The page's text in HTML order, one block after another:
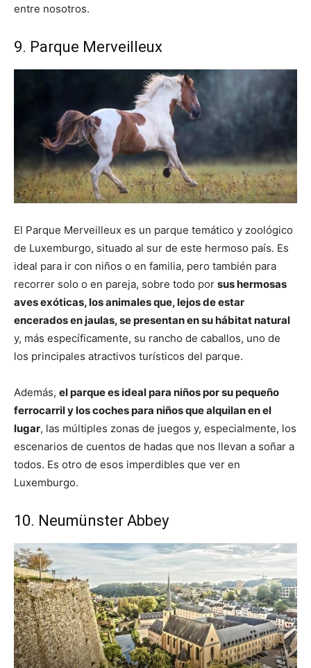
entre nosotros.
9. Parque Merveilleux
El Parque Merveilleux es un parque temático y zoológico
de Luxemburgo, situado al sur de este hermoso país. Es
ideal para ir con niños o en familia, pero también para
recorrer solo o en pareja, sobre todo por sus hermosas
aves exóticas, los animales que, lejos de estar
encerados en jaulas, se presentan en su hábitat natural
y, más específicamente, su rancho de caballos, uno de
los principales atractivos turísticos del parque.
Además, el parque es ideal para niños por su pequeño
ferrocarril y los coches para niños que alquilan en el
lugar, las múltiples zonas de juegos y, especialmente, los
escenarios de cuentos de hadas que nos llevan a soñar a
todos. Es otro de esos imperdibles que ver en
Luxemburgo.
10. Neumünster Abbey